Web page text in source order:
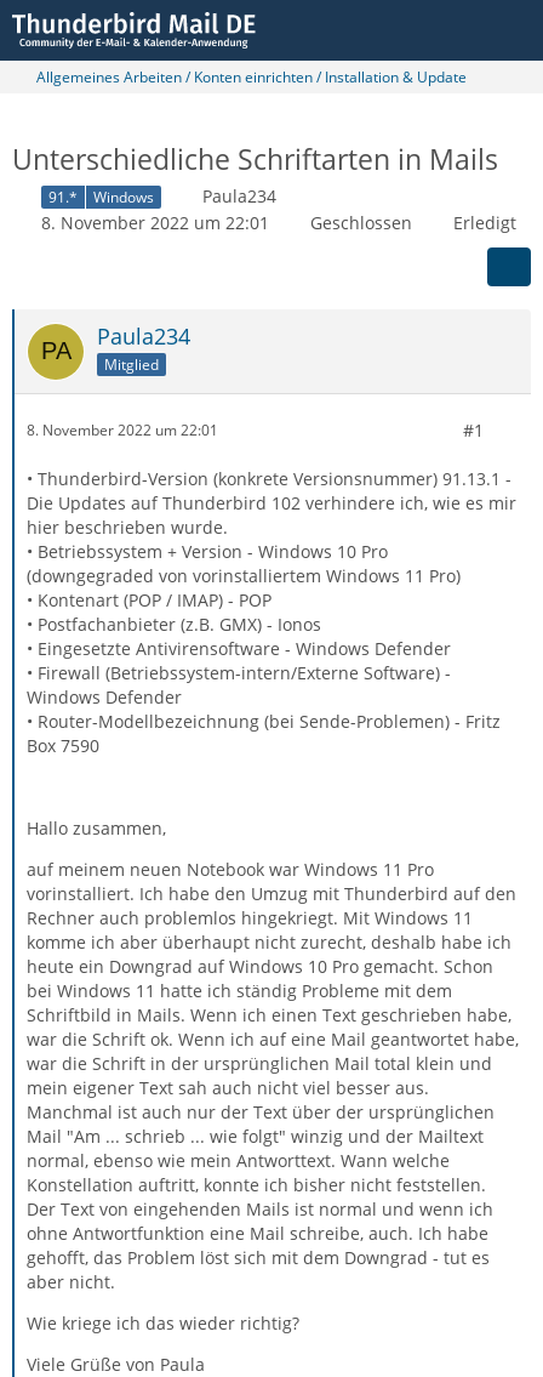
Allgemeines Arbeiten / Konten einrichten / Installation & Update
Unterschiedliche Schriftarten in Mails
91.* Windows
Paula234
8. November 2022 um 22:01
Geschlossen Erledigt
Paula234
Mitglied
8. November 2022 um 22:01 #1
• Thunderbird-Version (konkrete Versionsnummer) 91.13.1 -
Die Updates auf Thunderbird 102 verhindere ich, wie es mir
hier beschrieben wurde.
• Betriebssystem + Version - Windows 10 Pro
(downgegraded von vorinstalliertem Windows 11 Pro)
• Kontenart (POP / IMAP) - POP
• Postfachanbieter (z.B. GMX) - Ionos
• Eingesetzte Antivirensoftware - Windows Defender
• Firewall (Betriebssystem-intern/Externe Software) -
Windows Defender
• Router-Modellbezeichnung (bei Sende-Problemen) - Fritz
Box 7590
Hallo zusammen,
auf meinem neuen Notebook war Windows 11 Pro
vorinstalliert. Ich habe den Umzug mit Thunderbird auf den
Rechner auch problemlos hingekriegt. Mit Windows 11
komme ich aber überhaupt nicht zurecht, deshalb habe ich
heute ein Downgrad auf Windows 10 Pro gemacht. Schon
bei Windows 11 hatte ich ständig Probleme mit dem
Schriftbild in Mails. Wenn ich einen Text geschrieben habe,
war die Schrift ok. Wenn ich auf eine Mail geantwortet habe,
war die Schrift in der ursprünglichen Mail total klein und
mein eigener Text sah auch nicht viel besser aus.
Manchmal ist auch nur der Text über der ursprünglichen
Mail "Am ... schrieb ... wie folgt" winzig und der Mailtext
normal, ebenso wie mein Antworttext. Wann welche
Konstellation auftritt, konnte ich bisher nicht feststellen.
Der Text von eingehenden Mails ist normal und wenn ich
ohne Antwortfunktion eine Mail schreibe, auch. Ich habe
gehofft, das Problem löst sich mit dem Downgrad - tut es
aber nicht.
Wie kriege ich das wieder richtig?
Viele Grüße von Paula